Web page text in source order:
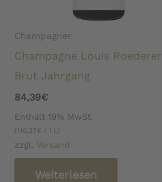
Champagner
Champagne Louis Roederer
Brut Jahrgang
84,39€
Enthält 19% MwSt.
(110,27€ / 1 L)
zzgl. Versand
Weiterlesen